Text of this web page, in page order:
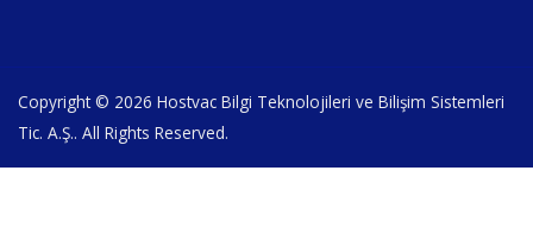
Copyright © 2026 Hostvac Bilgi Teknolojileri ve Bilişim Sistemleri
Tic. A.Ş.. All Rights Reserved.